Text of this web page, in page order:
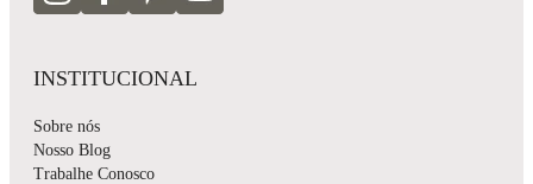
INSTITUCIONAL
Sobre nós
Nosso Blog
Trabalhe Conosco